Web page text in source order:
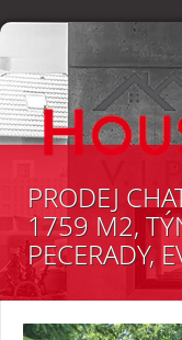
PRODEJ
1759 M2,
PECERADY,